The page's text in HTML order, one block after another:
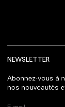
NEWSLETTER
Abonnez-vous à
nos nouveautés